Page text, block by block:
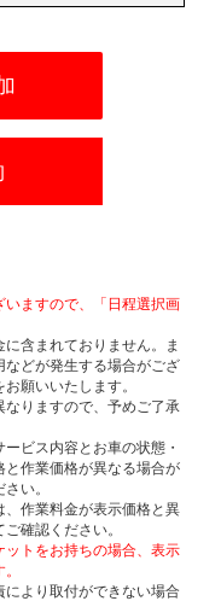
ますので、「日程選択画
含まれておりません。ま
どが発生する場合がござ
願いいたします。
りますので、予めご了承
ビス内容とお車の状態・
作業価格が異なる場合が
い。
作業料金が表示価格と異
確認ください。
トをお持ちの場合、表示
より取付ができない場合